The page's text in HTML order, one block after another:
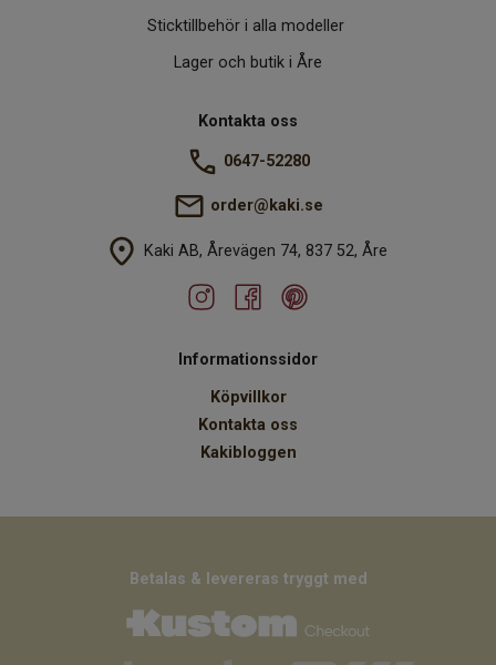
Sticktillbehör i alla modeller
Lager och butik i Åre
Kontakta oss
0647-52280
order@kaki.se
Kaki AB, Årevägen 74, 837 52, Åre
Informationssidor
Köpvillkor
Kontakta oss
Kakibloggen
Betalas & levereras tryggt med